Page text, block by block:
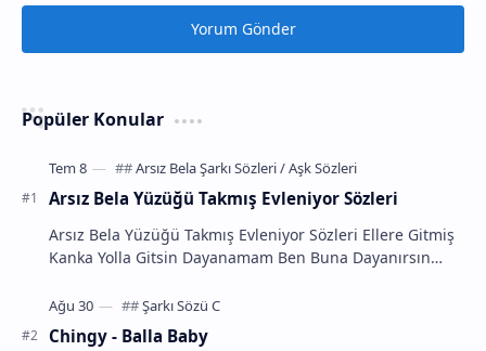
Yorum Gönder
Popüler Konular
Arsız Bela Yüzüğü Takmış Evleniyor Sözleri
Arsız Bela Yüzüğü Takmış Evleniyor Sözleri Ellere Gitmiş
Kanka Yolla Gitsin Dayanamam Ben Buna Dayanırsın
Chingy - Balla Baby